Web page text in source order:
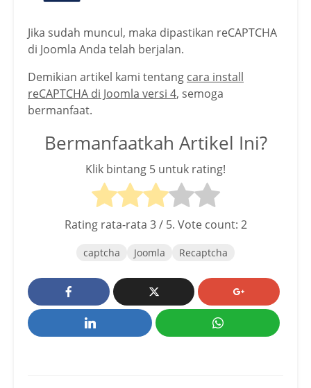
Jika sudah muncul, maka dipastikan reCAPTCHA
di Joomla Anda telah berjalan.
Demikian artikel kami tentang cara install
reCAPTCHA di Joomla versi 4, semoga
bermanfaat.
Bermanfaatkah Artikel Ini?
Klik bintang 5 untuk rating!
Rating rata-rata 3/ 5. Vote count: 2
captcha Joomla Recaptcha